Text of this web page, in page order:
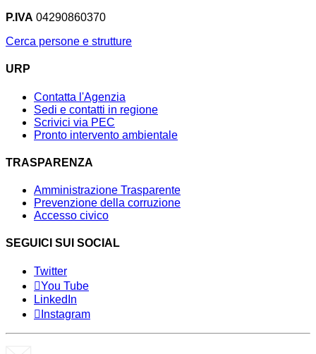
P.IVA 04290860370
Cerca persone e strutture
URP
Contatta l'Agenzia
Sedi e contatti in regione
Scrivici via PEC
Pronto intervento ambientale
TRASPARENZA
Amministrazione Trasparente
Prevenzione della corruzione
Accesso civico
SEGUICI SUI SOCIAL
Twitter
You Tube
LinkedIn
Instagram